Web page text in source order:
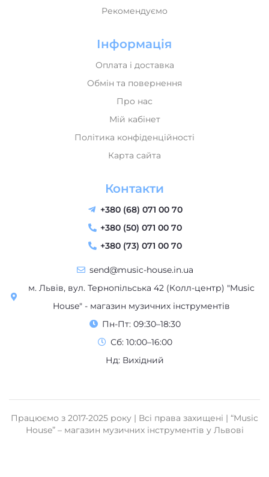
Рекомендуємо
Інформація
Оплата і доставка
Обмін та повернення
Про нас
Мій кабінет
Політика конфіденційності
Карта сайта
Контакти
+380 (68) 071 00 70
+380 (50) 071 00 70
+380 (73) 071 00 70
send@music-house.in.ua
м. Львів, вул. Тернопільська 42 (Колл-центр) "Music
House" - магазин музичних інструментів
Пн-Пт: 09:30–18:30
Сб: 10:00–16:00
Нд: Вихідний
Працюємо з 2017-2025 року | Всі права захищені | “Music
House” – магазин музичних інструментів у Львові